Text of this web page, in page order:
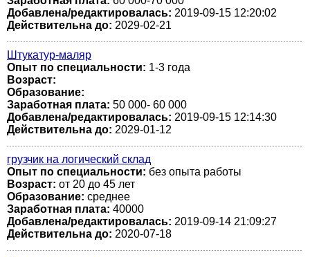
Добавлена/редактировалась: 2019-09-15 12:20:02
Действительна до: 2029-02-21
Штукатур-маляр
Опыт по специальности: 1-3 года
Возраст:
Образование:
Заработная плата: 50 000- 60 000
Добавлена/редактировалась: 2019-09-15 12:14:30
Действительна до: 2029-01-12
грузчик на логический склад
Опыт по специальности: без опыта работы
Возраст: от 20 до 45 лет
Образование: среднее
Заработная плата: 40000
Добавлена/редактировалась: 2019-09-14 21:09:27
Действительна до: 2020-07-18